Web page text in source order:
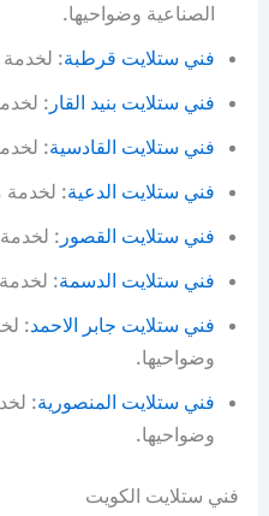
الصناعية وضواحيها.
فني ستلايت قرطبة:
فني ستلايت بنيد القار :
فني ستلايت القادسية:
فني ستلايت الدعية: لخدمة
فني ستلايت القصور :
فني ستلايت الدسمة:
فني ستلايت جابر الاحمد:
وضواحيها.
فني ستلايت المنصورية:
وضواحيها.
فني ستلايت الكويت